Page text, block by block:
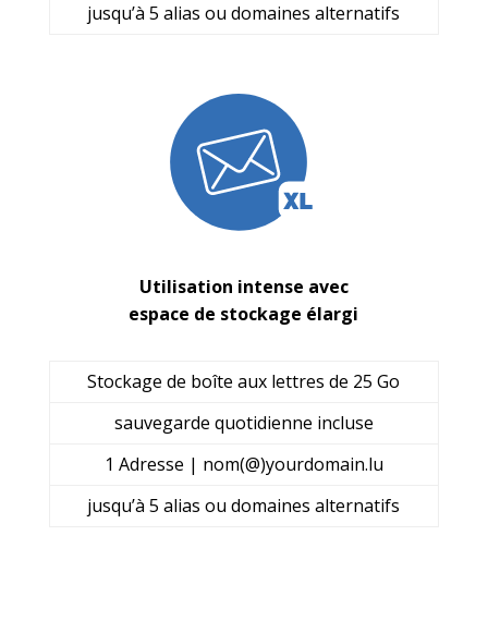
jusqu’à 5 alias ou domaines alternatifs
Utilisation intense avec
espace de stockage élargi
Stockage de boîte aux lettres de 25 Go
sauvegarde quotidienne incluse
1 Adresse | nom(@)yourdomain.lu
jusqu’à 5 alias ou domaines alternatifs